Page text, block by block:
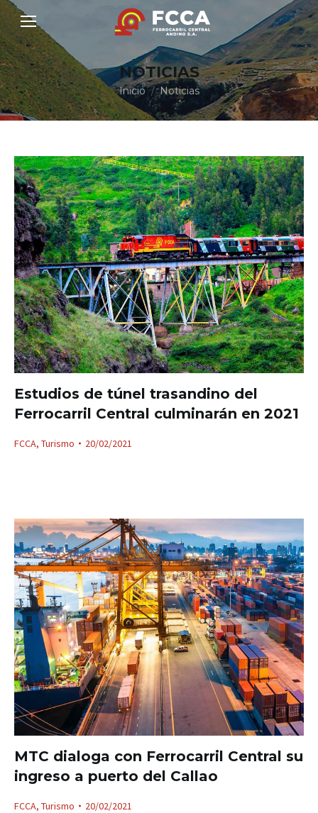
NOTICIAS
Estás aquí:
Inicio Noticias
Estudios de túnel trasandino del
Ferrocarril Central culminarán en 2021
FCCA, Turismo 20/02/2021
MTC dialoga con Ferrocarril Central su
ingreso a puerto del Callao
FCCA, Turismo 20/02/2021